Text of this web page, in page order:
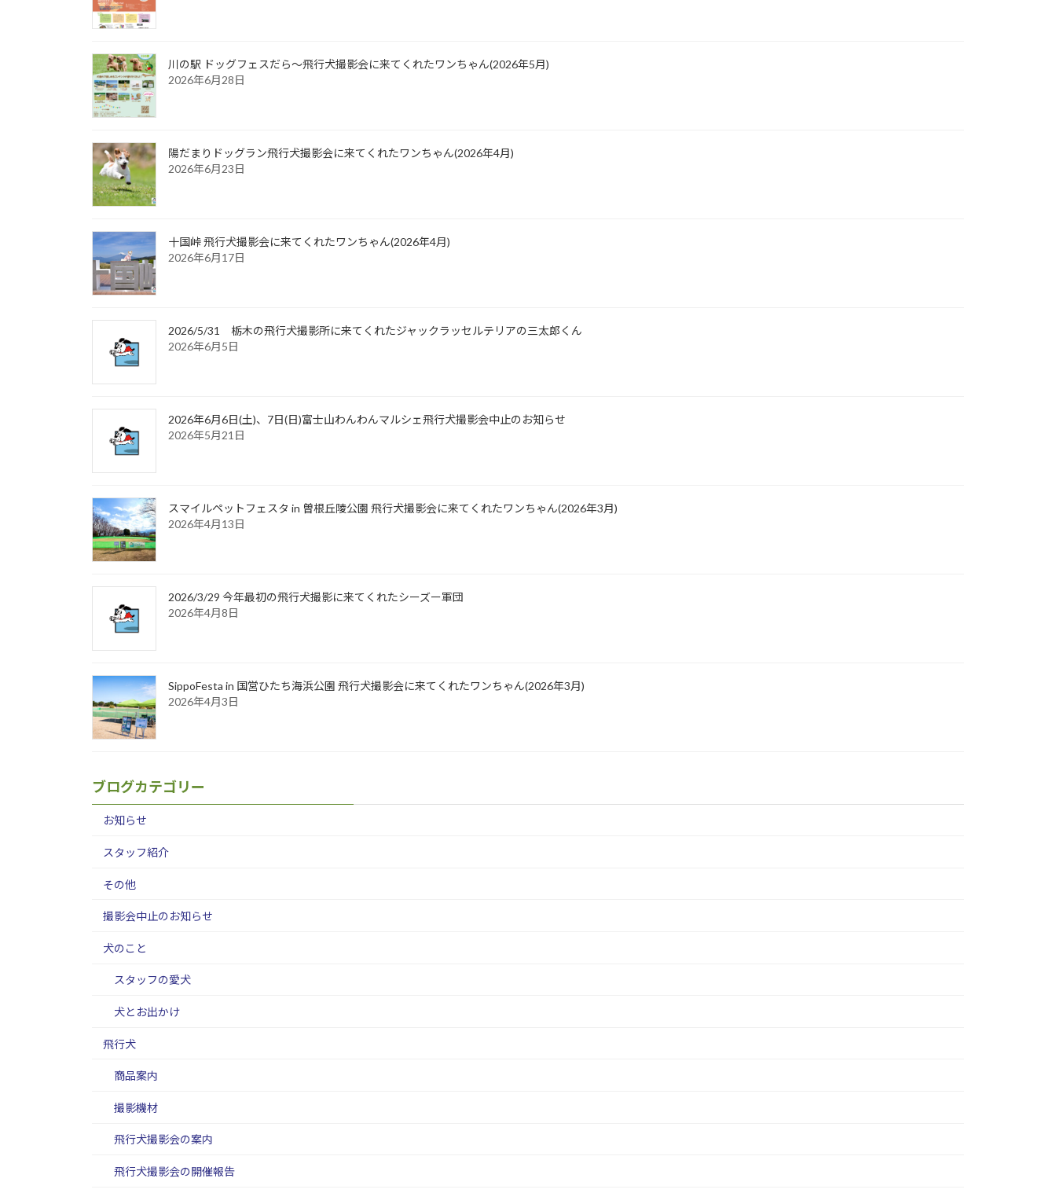
川の駅 ドッグフェスだら～飛行犬撮影会に来てくれたワンちゃん(2026年5月)
2026年6月28日
陽だまりドッグラン飛行犬撮影会に来てくれたワンちゃん(2026年4月)
2026年6月23日
十国峠 飛行犬撮影会に来てくれたワンちゃん(2026年4月)
2026年6月17日
2026/5/31 栃木の飛行犬撮影所に来てくれたジャックラッセルテリアの三太郎くん
2026年6月5日
2026年6月6日(土)、7日(日)富士山わんわんマルシェ飛行犬撮影会中止のお知らせ
2026年5月21日
スマイルペットフェスタ in 曽根丘陵公園 飛行犬撮影会に来てくれたワンちゃん(2026年3月)
2026年4月13日
2026/3/29 今年最初の飛行犬撮影に来てくれたシーズー軍団
2026年4月8日
SippoFesta in 国営ひたち海浜公園 飛行犬撮影会に来てくれたワンちゃん(2026年3月)
2026年4月3日
ブログカテゴリー
お知らせ
スタッフ紹介
その他
撮影会中止のお知らせ
犬のこと
スタッフの愛犬
犬とお出かけ
飛行犬
商品案内
撮影機材
飛行犬撮影会の案内
飛行犬撮影会の開催報告